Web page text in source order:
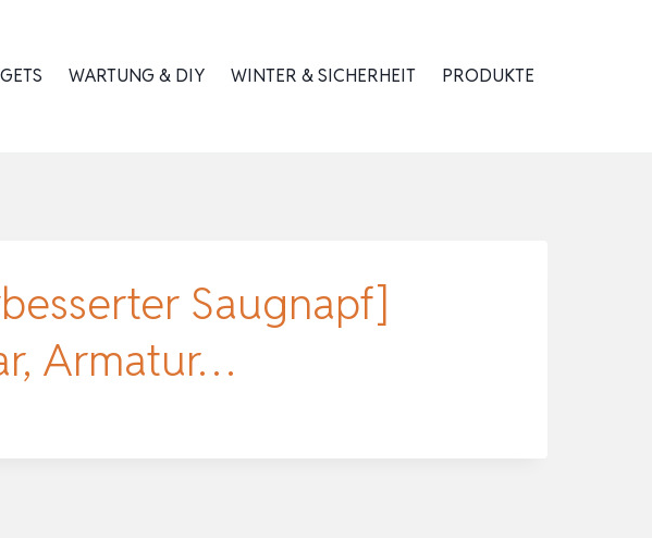
WARTUNG & DIY WINTER & SICHERHEIT PRODUKTE
Saugnapf]
Armatur…